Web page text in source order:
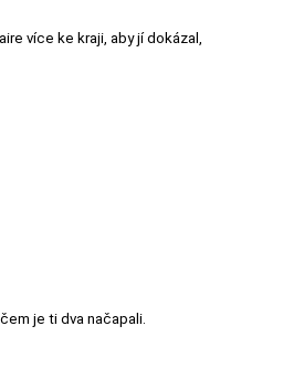
více ke kraji, aby jí dokázal,
je ti dva načapali.